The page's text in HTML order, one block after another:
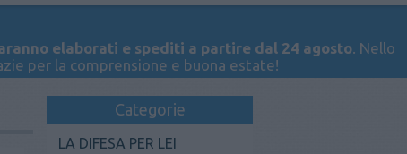
elaborati e spediti a partire dal 24 agosto. Nello
per la comprensione e buona estate!
Categorie
LA DIFESA PER LEI